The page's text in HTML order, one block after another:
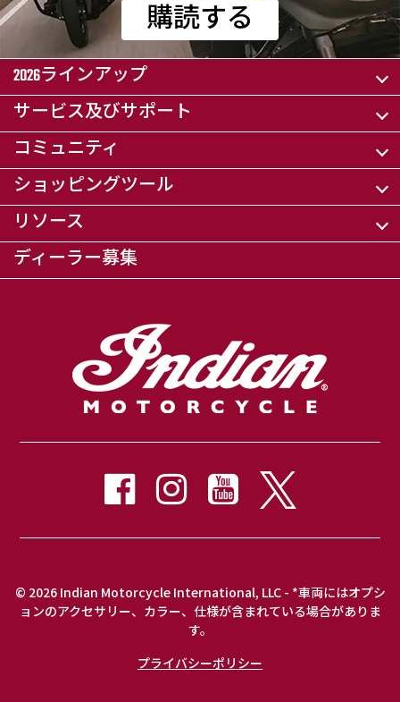
購読する
2026ラインアップ
サービス及びサポート
コミュニティ
ショッピングツール
リソース
ディーラー募集
© 2026 Indian Motorcycle International, LLC - *車両にはオプシ
ョンのアクセサリー、カラー、仕様が含まれている場合がありま
す。
プライバシーポリシー